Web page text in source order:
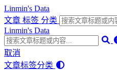
Linmin's Data
文章 标签 分类
Linmin's Data
取消
文章标签分类